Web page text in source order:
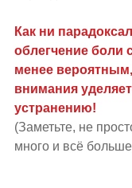
Как ни
облегчение боли
менее
внимания
устранению!
(Заметьте, не
много и всё